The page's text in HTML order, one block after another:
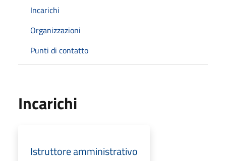
Incarichi
Organizzazioni
Punti di contatto
Incarichi
Istruttore amministrativo